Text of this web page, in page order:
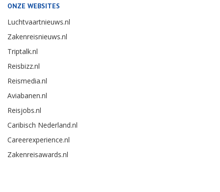
ONZE WEBSITES
Luchtvaartnieuws.nl
Zakenreisnieuws.nl
Triptalk.nl
Reisbizz.nl
Reismedia.nl
Aviabanen.nl
Reisjobs.nl
Caribisch Nederland.nl
Careerexperience.nl
Zakenreisawards.nl